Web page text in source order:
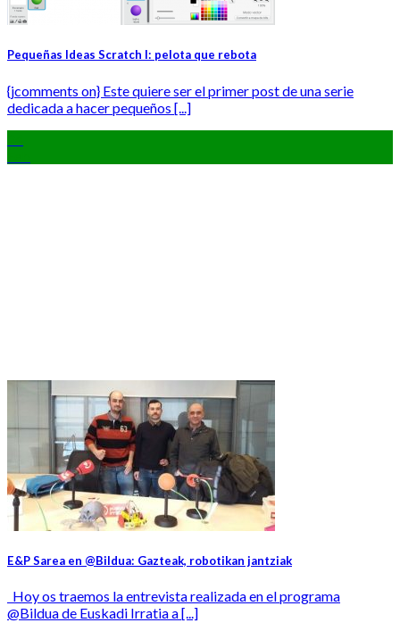
Pequeñas Ideas Scratch I: pelota que rebota
{jcomments on} Este quiere ser el primer post de una serie
dedicada a hacer pequeños [...]
E&P Sarea en @Bildua: Gazteak, robotikan jantziak
Hoy os traemos la entrevista realizada en el programa
@Bildua de Euskadi Irratia a [...]